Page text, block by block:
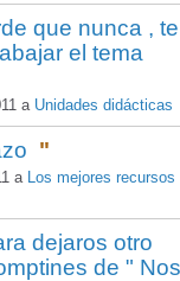
que nunca , te
el tema
a Unidades didácticas
"
a Los mejores recursos
dejaros otro
de " Nos